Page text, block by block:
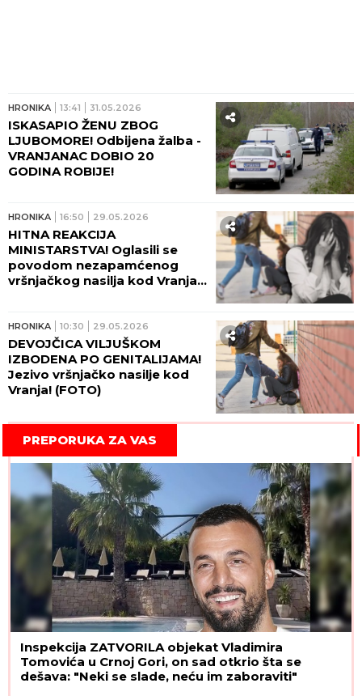
HRONIKA 13:41 31.05.2026
ISKASAPIO ŽENU ZBOG
LJUBOMORE! Odbijena žalba -
VRANJANAC DOBIO 20
GODINA ROBIJE!
HRONIKA 16:50 29.05.2026
HITNA REAKCIJA
MINISTARSTVA! Oglasili se
povodom nezapamćenog
vršnjačkog nasilja kod Vranja!
HRONIKA 10:30 29.05.2026
DEVOJČICA VILJUŠKOM
IZBODENA PO GENITALIJAMA!
Jezivo vršnjačko nasilje kod
Vranja! (FOTO)
PREPORUKA ZA VAS
Inspekcija ZATVORILA objekat Vladimira
Tomovića u Crnoj Gori, on sad otkrio šta se
dešava: "Neki se slade, neću im zaboraviti"